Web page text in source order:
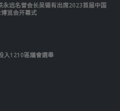
永远名誉会长吴锡有出席2023首届中国
览会开幕式
入1210區議會選舉